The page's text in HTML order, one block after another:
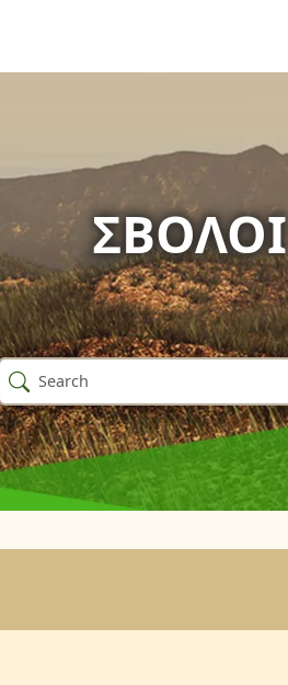
ΣΒΌΛΟΙ